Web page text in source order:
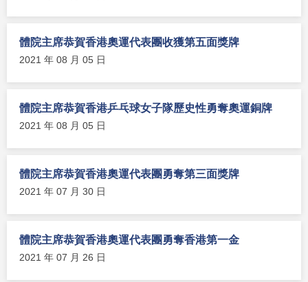
體院主席恭賀香港奧運代表團收獲第五面獎牌
2021 年 08 月 05 日
體院主席恭賀香港乒乓球女子隊歷史性勇奪奧運銅牌
2021 年 08 月 05 日
體院主席恭賀香港奧運代表團勇奪第三面獎牌
2021 年 07 月 30 日
體院主席恭賀香港奧運代表團勇奪香港第一金
2021 年 07 月 26 日